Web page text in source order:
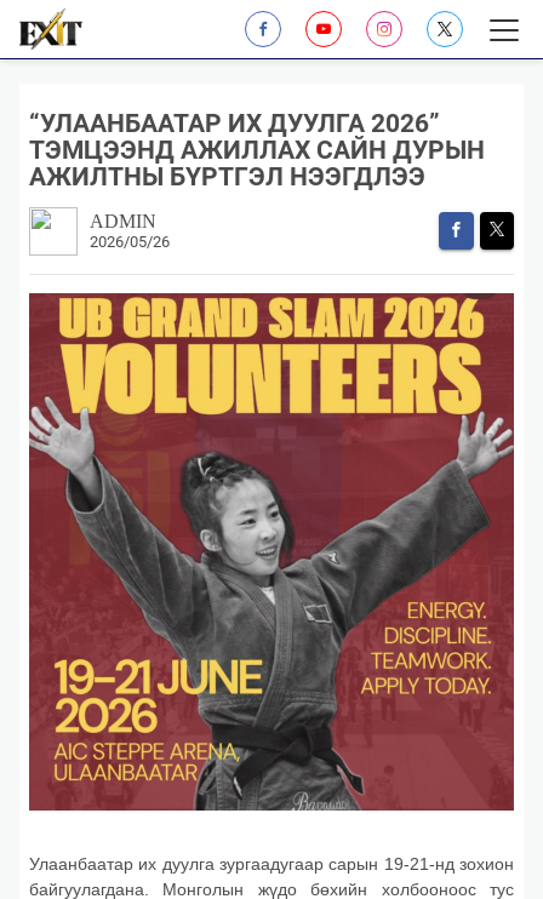
“УЛААНБААТАР ИХ ДУУЛГА 2026”
ТЭМЦЭЭНД АЖИЛЛАХ САЙН ДУРЫН
АЖИЛТНЫ БҮРТГЭЛ НЭЭГДЛЭЭ
ADMIN
2026/05/26
Улаанбаатар их дуулга зургаадугаар сарын 19-21-нд зохион
байгуулагдана. Монголын жүдо бөхийн холбооноос тус